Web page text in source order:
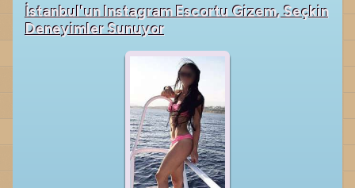
İstanbul'un Instagram Escortu Gizem, Seçkin
Deneyimler Sunuyor